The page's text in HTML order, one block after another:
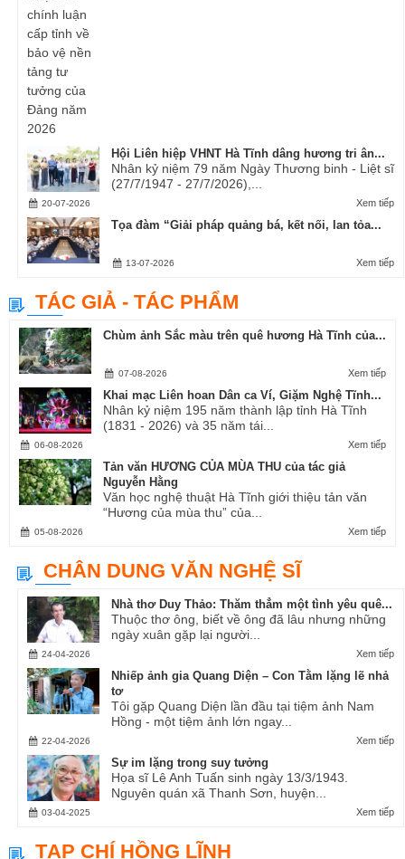
Hội Liên hiệp VHNT Hà Tĩnh dâng hương tri ân...
Nhân kỷ niệm 79 năm Ngày Thương binh - Liệt sĩ
(27/7/1947 - 27/7/2026),...
Xem tiếp
20-07-2026
Tọa đàm “Giải pháp quảng bá, kết nối, lan tỏa...
Xem tiếp
13-07-2026
TÁC GIẢ - TÁC PHẨM
Chùm ảnh Sắc màu trên quê hương Hà Tĩnh của...
Xem tiếp
07-08-2026
Khai mạc Liên hoan Dân ca Ví, Giặm Nghệ Tĩnh...
Nhân kỷ niệm 195 năm thành lập tỉnh Hà Tĩnh
(1831 - 2026) và 35 năm tái...
Xem tiếp
06-08-2026
Tản văn HƯƠNG CỦA MÙA THU của tác giả
Nguyễn Hằng
Văn học nghệ thuật Hà Tĩnh giới thiệu tản văn
“Hương của mùa thu” của...
Xem tiếp
05-08-2026
CHÂN DUNG VĂN NGHỆ SĨ
Nhà thơ Duy Thảo: Thăm thẳm một tình yêu quê...
Thuộc thơ ông, biết về ông đã lâu nhưng những
ngày xuân gặp lại người...
Xem tiếp
24-04-2026
Nhiếp ảnh gia Quang Diện – Con Tằm lặng lẽ nhả
tơ
Tôi gặp Quang Diện lần đầu tại tiệm ảnh Nam
Hồng - một tiệm ảnh lớn ngay...
Xem tiếp
22-04-2026
Sự im lặng trong suy tưởng
Họa sĩ Lê Anh Tuấn sinh ngày 13/3/1943.
Nguyên quán xã Thanh Sơn, huyện...
Xem tiếp
03-04-2025
TẠP CHÍ HỒNG LĨNH